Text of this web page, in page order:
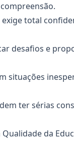
exige total
desafios e
situações
ter sérias
da